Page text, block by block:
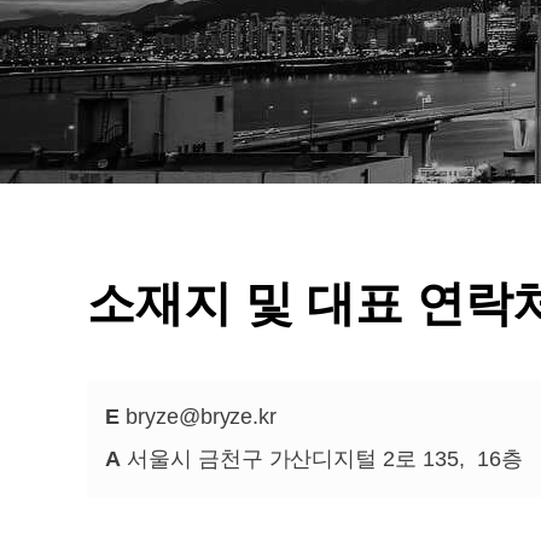
소재지 및 대표 연락
Ebryze@bryze.kr
A서울시 금천구 가산디지털 2로 135, 16층